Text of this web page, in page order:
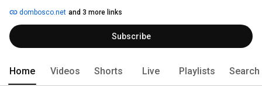
dombosco.net and 3 more links
Subscribe
Home Videos Shorts Live Playlists Search